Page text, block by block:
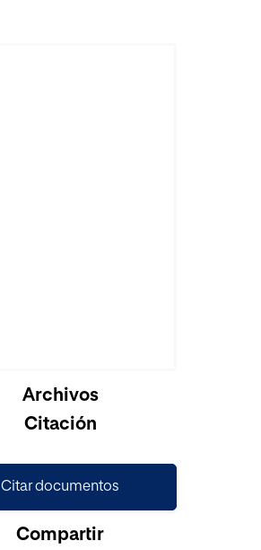
Archivos
Citación
Citar documentos
Compartir